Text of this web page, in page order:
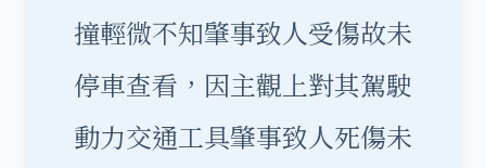
撞輕微不知肇事致人受傷故未
停車查看，因主觀上對其駕駛
動力交通工具肇事致人死傷未